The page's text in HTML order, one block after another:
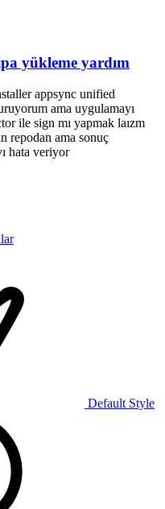
yükleme yardım
appsync unified
ama uygulamayı
ile sign mı yapmak laızm
repodan ama sonuç
hata veriyor
Default Style